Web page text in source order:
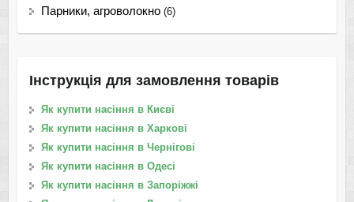
Парники, агроволокно (6)
Інструкція для замовлення товарів
Як купити насіння в Києві
Як купити насіння в Харкові
Як купити насіння в Чернігові
Як купити насіння в Одесі
Як купити насіння в Запоріжжі